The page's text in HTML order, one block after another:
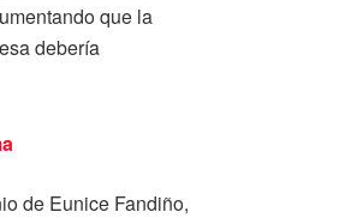
que la
debería
de Eunice Fandiño,